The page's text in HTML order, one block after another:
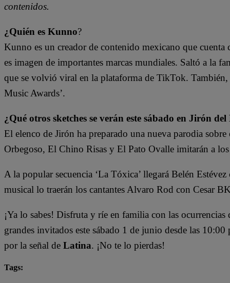
contenidos.
¿Quién es Kunno?
Kunno es un creador de contenido mexicano que
es imagen de importantes marcas mundiales. Saltó a la
que se volvió viral en la plataforma de TikTok.
Music Awards’.
¿Qué otros sketches se verán este sábado en Jirón del
El elenco de Jirón ha preparado una nueva parodia
Orbegoso, El Chino Risas y El Pato Ovalle imitarán a
A la popular secuencia ‘La Tóxica’ llegará Belén
musical lo traerán los cantantes Alvaro Rod con Cesar
¡Ya lo sabes! Disfruta y ríe en familia con las ocurrencias
grandes invitados este sábado 1 de junio desde las
por la señal de Latina. ¡No te lo pierdas!
Tags: